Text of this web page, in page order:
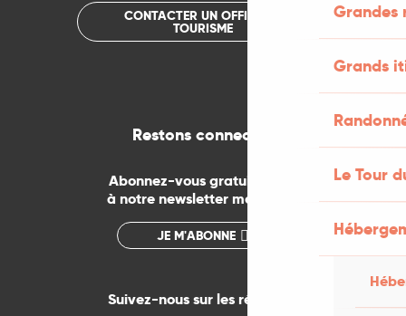
Grandes
Grands
Le Tour
CONTACTER UN OFFICE DE
TOURISME
Restons connectés
Abonnez-vous gratuitement
à notre newsletter mensuelle
JE M'ABONNE
Suivez-nous sur les réseaux !